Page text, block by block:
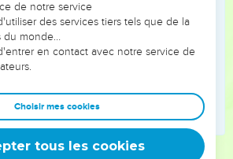
cette mystérieuse promesse : « Tout
forment un tout. L’*apôtre termine sa
(12.1-16 ; 13.8 à 15.7) et hors de
: elles doivent porter la marque de
de notre service
des services tiers tels que de la
du monde…
en contact avec notre service de
Choisir mes cookies
tous les cookies